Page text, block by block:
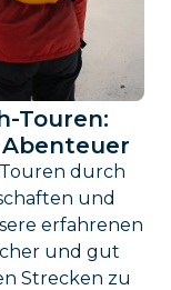
Touren:
durch
und
erfahrenen
und gut
Strecken zu